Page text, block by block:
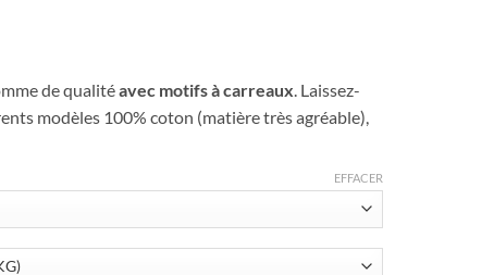
de qualitéavec motifs à carreaux . Laissez-
modèles 100% coton (matière très agréable),
EFFACER